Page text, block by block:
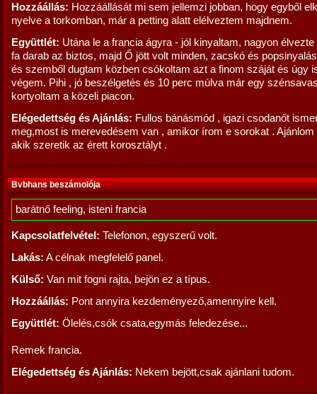
Hozzáállás: Hozzáállását mi sem jellemzi jobban, hogy egyből
nyelve a torkomban, már a petting alatt elélveztem majdnem.
Együttlét: Utána le a francia ágyra - jól kinyaltam, nagyon
fa darab az biztos, majd Ő jött volt minden, zacskó és
és szemből dugtam közben csókoltam azt a finom száját és úgy
végem. Pihi , jó beszélgetés és 10 perc múlva már egy
kortyoltam a közeli piacon.
Elégedettség és Ajánlás: Fullos bánásmód , igazi csodanőt
meg,most is merevedésem van , amikor írom e sorokat .
akik szeretik az érett korosztályt .
Bvbhans beszámolója
barátnő feeling, isteni francia
Kapcsolatfelvétel: Telefonon, egyszerű volt.
Lakás: A célnak megfelelő panel.
Külső: Van mit fogni rajta, bejön ez a típus.
Hozzáállás: Pont annyira kezdeményező,amennyire kell.
Együttlét: Ölelés,csók csata,egymás feledezése...
Remek francia.
Elégedettség és Ajánlás: Nekem bejött,csak ajánlani tudom.